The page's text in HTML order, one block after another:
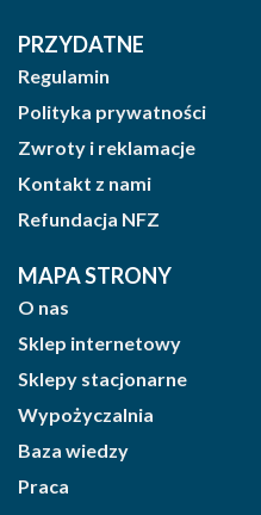
PRZYDATNE
Regulamin
Polityka prywatności
Zwroty i reklamacje
Kontakt z nami
Refundacja NFZ
MAPA STRONY
O nas
Sklep internetowy
Sklepy stacjonarne
Wypożyczalnia
Baza wiedzy
Praca